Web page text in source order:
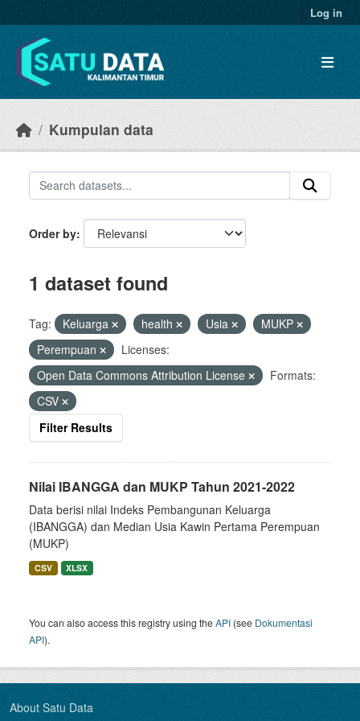
Log in
Kumpulan data
Order by
1 dataset found
Tag: Keluarga health Usia
MUKP
Perempuan
Licenses:
Open Data Commons Attribution License
Formats:
CSV
Filter Results
Nilai IBANGGA dan MUKP Tahun 2021-2022
Data berisi nilai Indeks Pembangunan Keluarga
(IBANGGA) dan Median Usia Kawin Pertama Perempuan
(MUKP)
CSV XLSX
You can also access this registry using theAPI (see Dokumentasi
API).
About Satu Data